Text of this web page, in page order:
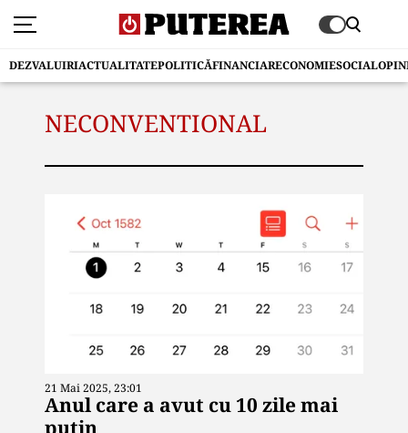
DEZVALUIRIACTUALITATEPOLITICĂFINANCIARECONOMIESOCIAL
NECONVENTIONAL
21 Mai 2025, 23:01
Anul care a avut cu 10 zile mai
puțin